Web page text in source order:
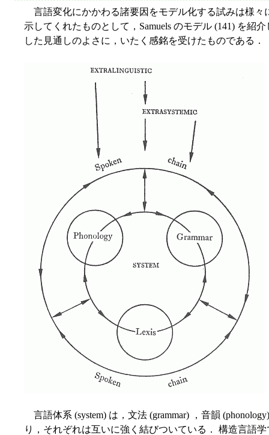
言語変化にかかわる諸要因をモデル化する試みは様々
示してくれたものとして，Samuels のモデル (141) を紹
した見通しのよさに，いたく感銘を受けたものである．
言語体系 (system) は，文法 (grammar) ，音韻
り，それぞれは互いに強く結びついている． 構造言語学